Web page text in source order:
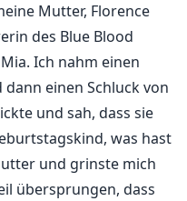
Mutter, Florence
des Blue Blood
Ich nahm einen
dann einen Schluck von
und sah, dass sie
was hast
und grinste mich
übersprungen, dass